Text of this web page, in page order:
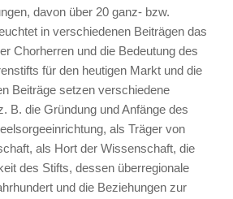
davon über 20 ganz- bzw.
in verschiedenen Beiträgen das
Chorherren und die Bedeutung des
für den heutigen Markt und die
Beiträge setzen verschiedene
B. die Gründung und Anfänge des
als Träger von
als Hort der Wissenschaft, die
des Stifts, dessen überregionale
und die Beziehungen zur